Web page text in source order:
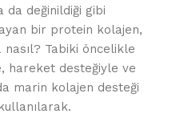
da değinildiği gibi
bir protein kolajen,
Tabiki öncelikle
hareket desteğiyle ve
marin kolajen desteği